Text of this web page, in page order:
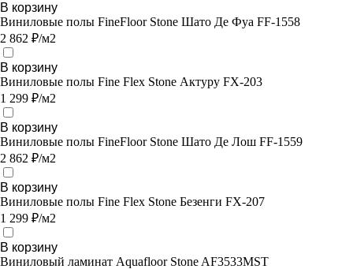
В корзину
Виниловые полы FineFloor Stone Шато Де Фуа FF-1558
2 862 ₽/м2
В корзину
Виниловые полы Fine Flex Stone Актуру FX-203
1 299 ₽/м2
В корзину
Виниловые полы FineFloor Stone Шато Де Лош FF-1559
2 862 ₽/м2
В корзину
Виниловые полы Fine Flex Stone Безенги FX-207
1 299 ₽/м2
В корзину
Виниловый ламинат Aquafloor Stone AF3533MST